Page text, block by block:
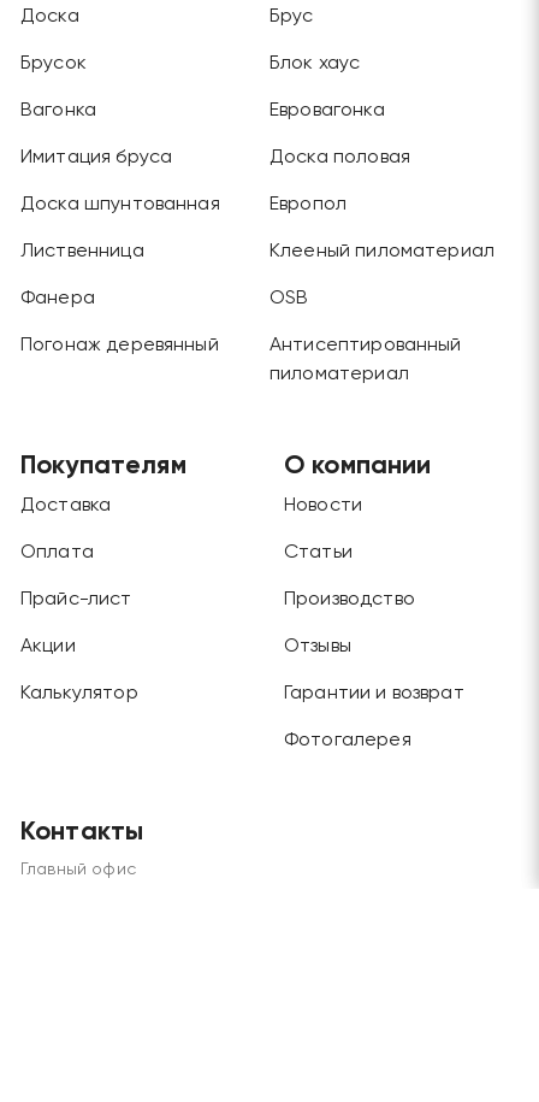
Доска Брус
Брусок Блок хаус
Вагонка Евровагонка
Имитация бруса Доска половая
Доска шпунтованная Европол
Лиственница Клееный пиломатериал
Фанера OSB
Погонаж деревянный
Антисептированный
пиломатериал
Покупателям
Доставка
Оплата
Прайс-лист
Акции
Калькулятор
О компании
Новости
Статьи
Производство
Отзывы
Гарантии и возврат
Фотогалерея
Контакты
Главный офис